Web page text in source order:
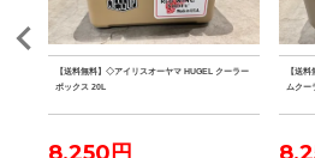
【送料無料】◇アイリスオーヤマ HUGEL クーラー
ボックス 20L
【送
ムクー